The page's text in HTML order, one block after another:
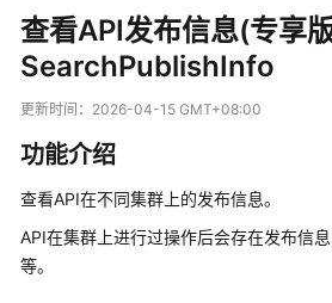
最
新
动
服
务
公
查看API发布信息(专享
SearchPublishInfo
更新时间： 2026-04-15 GMT+08:00
功能介绍
查看API在不同集群上的发布信息。
API在集群上进行过操作后会存在发布信
等。